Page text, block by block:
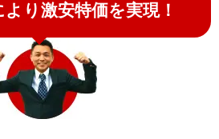
り激安特価を実現！